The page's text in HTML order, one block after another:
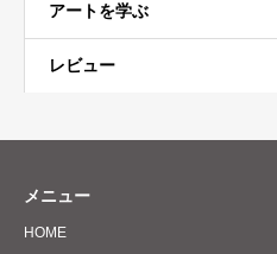
アートを学ぶ
レビュー
メニュー
HOME